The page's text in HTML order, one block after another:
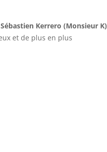
Sébastien Kerrero (Monsieur K)
et de plus en plus